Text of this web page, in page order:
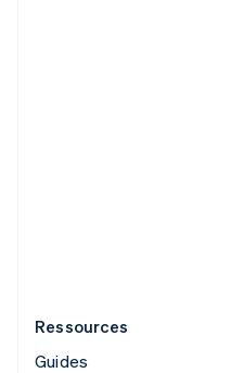
Ressources
Guides